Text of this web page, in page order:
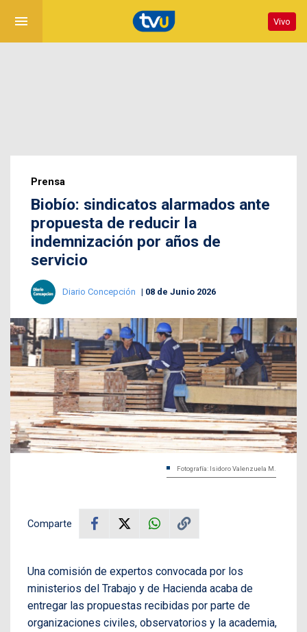
menu Vivo
Prensa
Biobío: sindicatos alarmados ante
propuesta de reducir la
indemnización por años de
servicio
Diario Concepción 08 de Junio 2026
Fotografía: Isidoro Valenzuela M.
Comparte
Una comisión de expertos convocada por los
ministerios del Trabajo y de Hacienda acaba de
entregar las propuestas recibidas por parte de
organizaciones civiles, observatorios y la academia,